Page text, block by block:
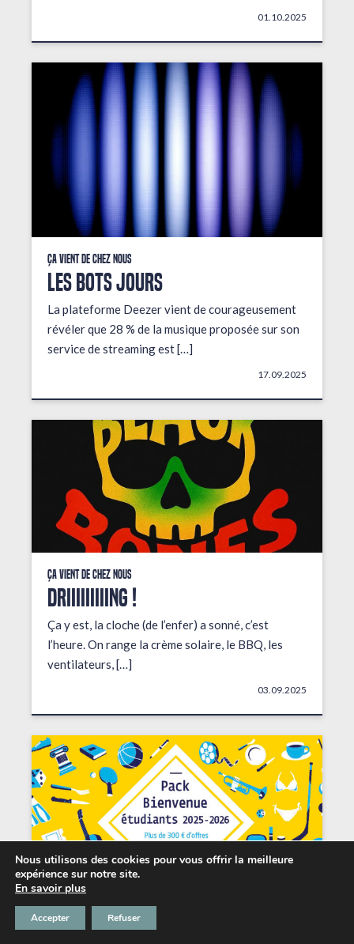
01.10.2025
Ça vient de chez nous
LES BOTS JOURS
La plateforme Deezer vient de courageusement
révéler que 28 % de la musique proposée sur son
service de streaming est […]
17.09.2025
Ça vient de chez nous
DRIIIIIIIIING !
Ça y est, la cloche (de l’enfer) a sonné, c’est
l’heure. On range la crème solaire, le BBQ, les
ventilateurs, […]
03.09.2025
Les petits + du Chabada
Nous utilisons des cookies pour vous offrir la meilleure
expérience sur notre site.
En savoir plus
Accepter Refuser